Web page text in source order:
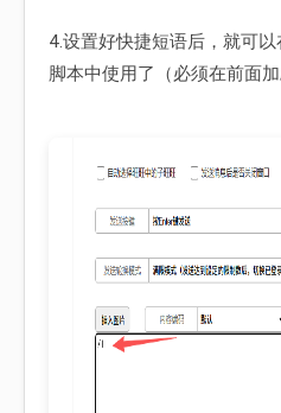
4.设置好快捷短语后，就可以
脚本中使用了（必须在前面